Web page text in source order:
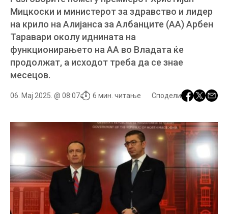
Мицкоски и министерот за здравство и лидер
на крило на Алијанса за Албанците (АА) Арбен
Таравари околу иднината на
функционирањето на АА во Владата ќе
продолжат, a исходот треба да се знае
месецов.
06. Мај 2025. @ 08:07 6 мин. читање Сподели